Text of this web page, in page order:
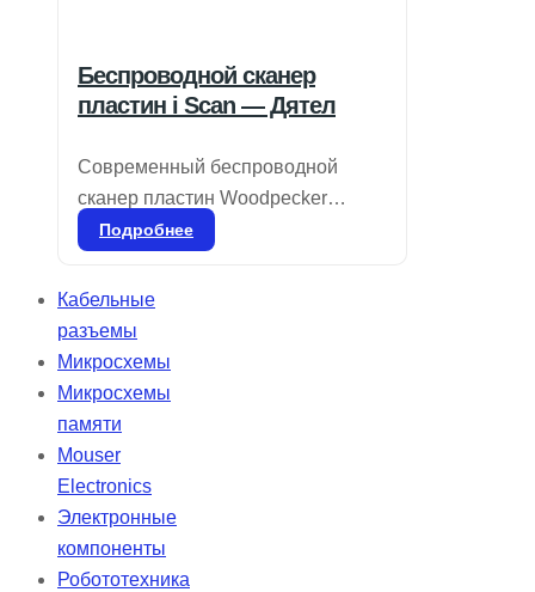
Беспроводной сканер
пластин i Scan — Дятел
Современный беспроводной
сканер пластин Woodpecker
предлагает 7-дюймовый
экран и передовую технологию
лазерного сканирования с
разрешением 25 мкм. Это
обеспечивает исключительную
четкость изображений, что делает
диагностику более надежной.
Ультратонкие пластины толщиной
0,4 мм можно использовать более
1000 раз, их мягкость превосходит
привычные пленки.
Подробнее
Кабельные
разъемы
Микросхемы
Микросхемы
памяти
Mouser
Electronics
Электронные
компоненты
Робототехника